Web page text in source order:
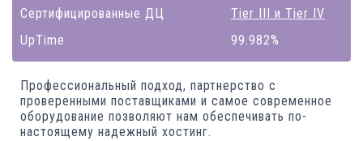
Сертифицированные ДЦ
Tier III и Tier IV
UpTime
99.982%
Профессиональный подход, партнерство с
проверенными поставщиками и самое современное
оборудование позволяют нам обеспечивать по-
настоящему надежный хостинг.